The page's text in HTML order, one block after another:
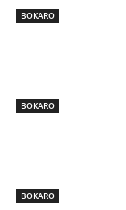
BOKARO
BOKARO
BOKARO